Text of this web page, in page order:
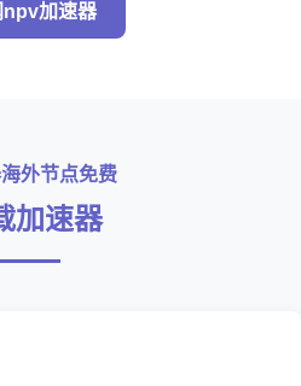
npv加速器
外节点免费
加速器